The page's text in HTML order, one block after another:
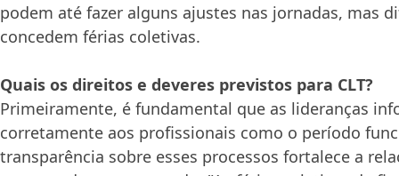
podem até fazer alguns ajustes nas jornadas, mas
concedem férias coletivas.
Quais os direitos e deveres previstos para CLT?
Primeiramente, é fundamental que as lideranças
corretamente aos profissionais como o período
transparência sobre esses processos fortalece a